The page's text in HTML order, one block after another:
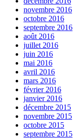
novembre 2016
octobre 2016
septembre 2016
août 2016
juillet 2016
juin 2016
mai 2016
avril 2016
mars 2016
février 2016
janvier 2016
décembre 2015
novembre 2015
octobre 2015
septembre 2015